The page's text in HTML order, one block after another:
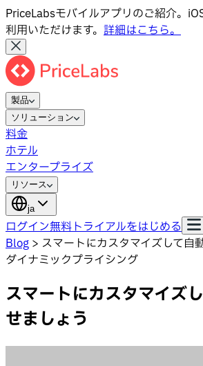
PriceLabsモバイルアプリのご紹介。
利用いただけます。 詳細はこちら。
製品
ソリューション
料金
ホテル
エンタープライズ
リソース
ja
ログイン無料トライアルをはじめる
Blog > スマートにカスタマイズして自
ダイナミックプライシング
スマートにカスタマイズ
せましょう